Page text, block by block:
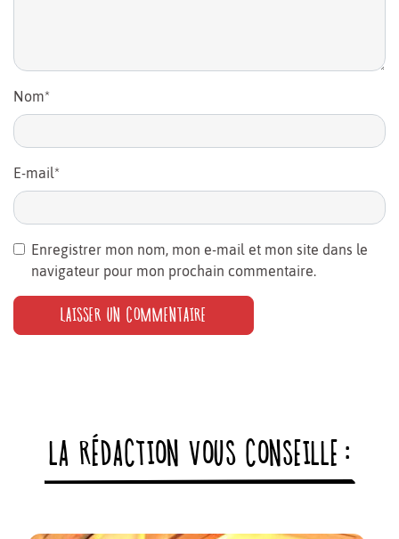
Nom*
E-mail*
Enregistrer mon nom, mon e-mail et mon site dans le
navigateur pour mon prochain commentaire.
LA RÉDACTION VOUS CONSEILLE :